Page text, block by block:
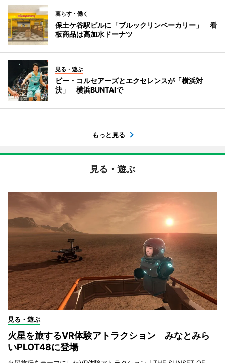
暮らす・働く
保土ケ谷駅ビルに「ブルックリンベーカリー」 看
板商品は高加水ドーナツ
見る・遊ぶ
ビー・コルセアーズとエクセレンスが「横浜対
決」 横浜BUNTAIで
もっと見る
見る・遊ぶ
見る・遊ぶ
火星を旅するVR体験アトラクション みなとみら
いPLOT48に登場